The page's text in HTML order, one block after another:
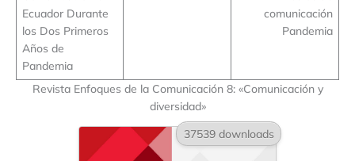
Ecuador Durante
los Dos Primeros
Años de
Pandemia
comunicación
Pandemia
Revista Enfoques de la Comunicación 8: «Comunicación y
diversidad»
37539 downloads